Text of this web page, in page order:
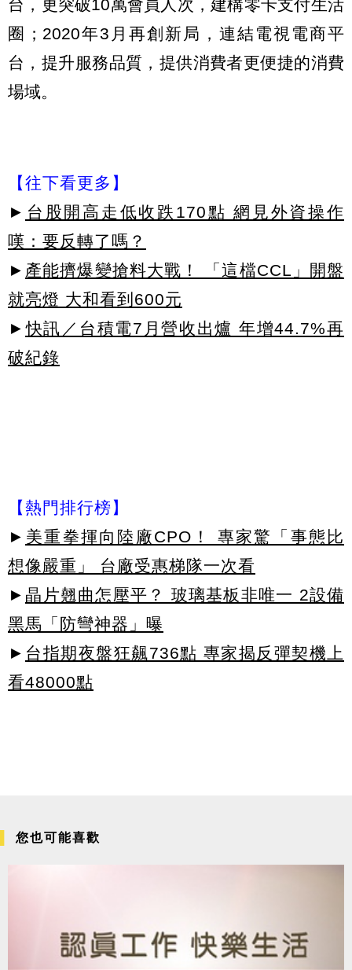
台，更突破10萬會員人次，建構零卡支付生活
圈；2020年3月再創新局，連結電視電商平
台，提升服務品質，提供消費者更便捷的消費
場域。
【往下看更多】
► 台股開高走低收跌170點 網見外資操作
嘆：要反轉了嗎？
► 產能擠爆變搶料大戰！ 「這檔CCL」開盤
就亮燈 大和看到600元
► 快訊／台積電7月營收出爐 年增44.7%再
破紀錄
【熱門排行榜】
► 美重拳揮向陸廠CPO！ 專家驚「事態比
想像嚴重」 台廠受惠梯隊一次看
► 晶片翹曲怎壓平？ 玻璃基板非唯一 2設備
黑馬「防彎神器」曝
► 台指期夜盤狂飆736點 專家揭反彈契機上
看48000點
您也可能喜歡